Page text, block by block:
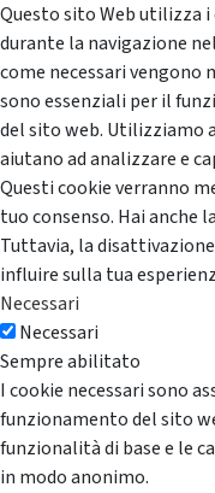
Questo sito Web utilizza
durante la navigazione
come necessari
sono essenziali per il
del sito web. Utilizziamo
aiutano ad analizzare e
Questi cookie verranno
tuo consenso. Hai anche
Tuttavia, la
influire sulla tua
Necessari
Necessari
Sempre abilitato
I cookie necessari sono
funzionamento del sito
funzionalità di base e le
in modo anonimo.